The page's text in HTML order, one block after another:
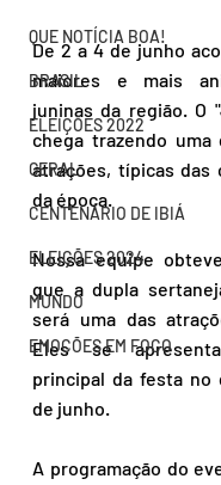
QUE NOTÍCIA BOA!
BRASIL
ELEIÇÕES 2022
GERAL
CENTENÁRIO DE IBIÁ
ELEIÇÕES 2024
MUNDO
EMOÇÕES EM FOCO
De 2 a 4 de junho
maiores e mais
juninas da região. O
chega trazendo uma
atrações, típicas das
da época.
Nossa equipe
que a dupla
será uma das
Eles se
principal da festa no
de junho.
A programação do